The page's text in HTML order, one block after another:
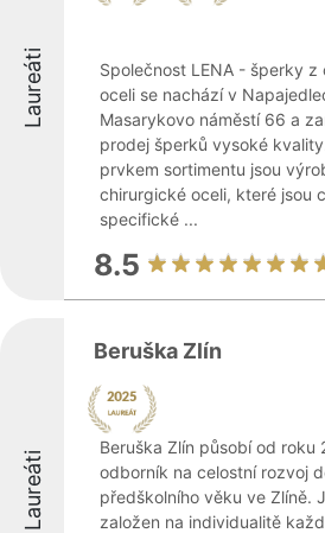
Laureáti
Společnost LENA - šperky z
oceli se nachází v
Masarykovo náměstí 66 a
prodej šperků vysoké
prvkem sortimentu jsou
chirurgické oceli, které jsou
specifické ...
8.5
Laureáti
Beruška Zlín
Beruška Zlín působí od roku
odborník na celostní rozvoj
předškolního věku ve Zlíně.
založen na individualitě